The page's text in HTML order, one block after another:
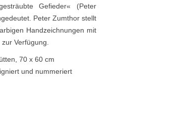
Gefieder« (Peter
Peter Zumthor stellt
Handzeichnungen mit
Verfügung.
70 x 60 cm
und nummeriert